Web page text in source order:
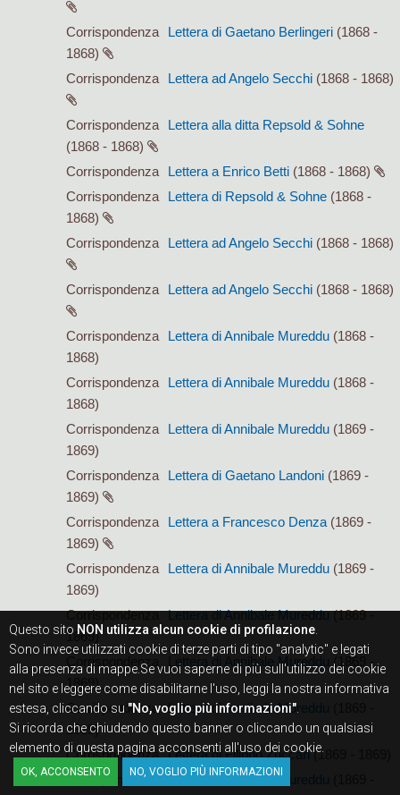
Corrispondenza Lettera di Gaetano Berlingeri (1868 -
1868)
Corrispondenza
Lettera ad Angelo Secchi (1868 - 1868)
Corrispondenza
Lettera alla ditta Repsold & Sohne
(1868 - 1868)
Corrispondenza
Lettera a Enrico Betti (1868 - 1868)
Corrispondenza
Lettera di Repsold & Sohne (1868 -
1868)
Corrispondenza
Lettera ad Angelo Secchi (1868 - 1868)
Corrispondenza Lettera ad Angelo Secchi (1868 - 1868)
Corrispondenza Lettera di Annibale Mureddu (1868 -
1868)
Corrispondenza
Lettera di Annibale Mureddu (1868 -
1868)
Corrispondenza
Lettera di Annibale Mureddu (1869 -
1869)
Corrispondenza
Lettera di Gaetano Landoni (1869 -
1869)
Corrispondenza
Lettera a Francesco Denza (1869 -
1869)
Corrispondenza
Lettera di Annibale Mureddu (1869 -
1869)
Corrispondenza Lettera di Annibale Mureddu(1869 -
1869)
Corrispondenza
Lettera di Annibale Mureddu
(1869 -
1869)
Corrispondenza
Lettera di Annibale Mureddu
1869)
Corrispondenza Lettera di Filippo Zuccari(1869 - 1869)
Corrispondenza Lettera di Annibale Mureddu
Questo sito NON utilizza alcun cookie di profilazione
Sono invece utilizzati cookie di terze parti di tipo "analytic" e legati
alla presenza di mappe.Se vuoi saperne di più sull'utilizzo dei cookie
nel sito e leggere come disabilitarne l'uso, leggi la nostra informativa
estesa, cliccando su "No, voglio più informazioni"
Si ricorda che chiudendo questo banner o cliccando un qualsiasi
elemento di questa pagina acconsenti all'uso dei cookie.
OK, ACCONSENTO NO, VOGLIO PIÙ INFORMAZIONI